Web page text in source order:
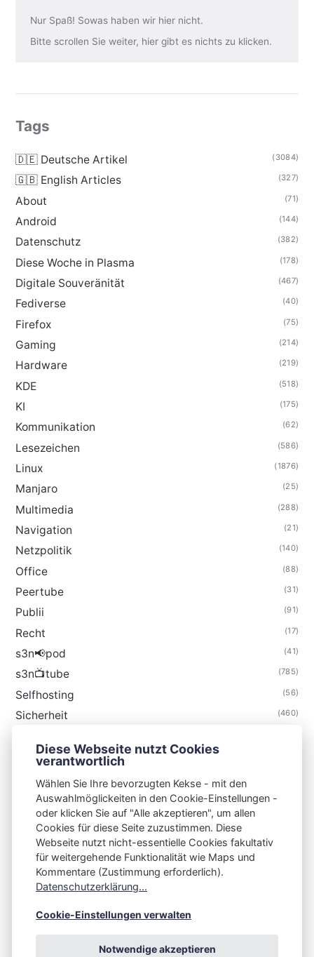
Nur Spaß! Sowas haben wir hier nicht.
Bitte scrollen Sie weiter, hier gibt es nichts zu klicken.
Tags
🇩🇪 Deutsche Artikel (3084)
🇬🇧 English Articles (327)
About (71)
Android (144)
Datenschutz (382)
Diese Woche in Plasma (178)
Digitale Souveränität (467)
Fediverse (40)
Firefox (75)
Gaming (214)
Hardware (219)
KDE (518)
KI (175)
Kommunikation (62)
Lesezeichen (586)
Linux (1876)
Manjaro (25)
Multimedia (288)
Navigation (21)
Netzpolitik (140)
Office (88)
Peertube (31)
Publii (91)
Recht (17)
s3n📢pod (41)
s3n📺tube (785)
Selfhosting (56)
Sicherheit (460)
Thunderbird
S3N🧩NET
Integrating Open-Source Blog Network (iOSBN)
Impressum
Kontakt
Diese Webseite nutzt Cookies
verantwortlich
Wählen Sie Ihre bevorzugten Kekse - mit den
Auswahlmöglickeiten in den Cookie-Einstellungen -
oder klicken Sie auf "Alle akzeptieren", um allen
Cookies für diese Seite zuzustimmen. Diese
Webseite nutzt nicht-essentielle Cookies fakultativ
für weitergehende Funktionalität wie Maps und
Kommentare (Zustimmung erforderlich).
Datenschutzerklärung...
Cookie-Einstellungen verwalten
Notwendige akzeptieren